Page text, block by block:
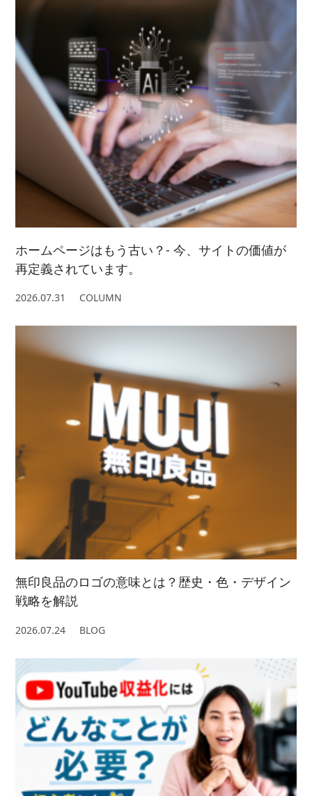
2025/ 1 (4)
2024/ 1 (5)
2023/ 3 (3)
2023/ 2 (2)
2023/ 1 (3)
2022/ 6 (4)
2022/ 5 (5)
2022/ 4 (7)
2022/ 3 (4)
2022/ 2 (5)
2022/ 1 (5)
2021/ 7 (7)
2021/ 6 (5)
2021/ 5 (4)
2021/ 4 (7)
2021/ 3 (2)
2021/ 2 (4)
ホームページはもう古い？- 今、サイトの価値が
再定義されています。
2026.07.31 COLUMN
無印良品のロゴの意味とは？歴史・色・デザイン
戦略を解説
2026.07.24 BLOG